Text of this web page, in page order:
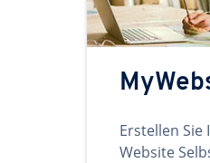
Erstellen
Website